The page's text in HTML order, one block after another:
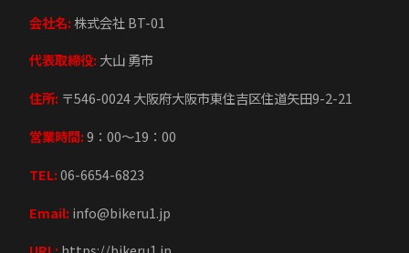
会社名:株式会社 BT-01
代表取締役:大山 勇市
住所: 〒546-0024 大阪府大阪市東住吉区住道矢田9-2-21
営業時間:9：00～19：00
TEL:06-6654-6823
Email:info@bikeru1.jp